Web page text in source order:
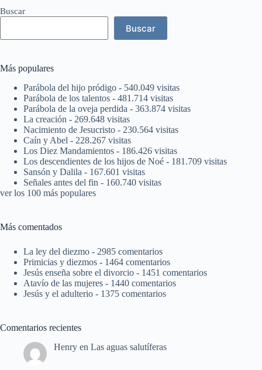
Buscar
Buscar
Más populares
Parábola del hijo pródigo - 540.049 visitas
Parábola de los talentos - 481.714 visitas
Parábola de la oveja perdida - 363.874 visitas
La creación - 269.648 visitas
Nacimiento de Jesucristo - 230.564 visitas
Caín y Abel - 228.267 visitas
Los Diez Mandamientos - 186.426 visitas
Los descendientes de los hijos de Noé - 181.709 visitas
Sansón y Dalila - 167.601 visitas
Señales antes del fin - 160.740 visitas
ver los 100 más populares
Más comentados
La ley del diezmo - 2985 comentarios
Primicias y diezmos - 1464 comentarios
Jesús enseña sobre el divorcio - 1451 comentarios
Atavío de las mujeres - 1440 comentarios
Jesús y el adulterio - 1375 comentarios
Comentarios recientes
Henry en Las aguas salutíferas